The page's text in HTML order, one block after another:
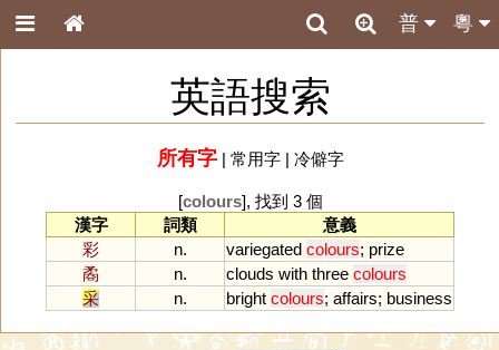
粵
普
英語搜索
所有字| 常用字| 冷僻字
[colours], 找到 3 個
漢字
詞類
意義
彩
n. variegated colours; prize
矞
n. clouds with three colours
采
n. bright colours; affairs; business